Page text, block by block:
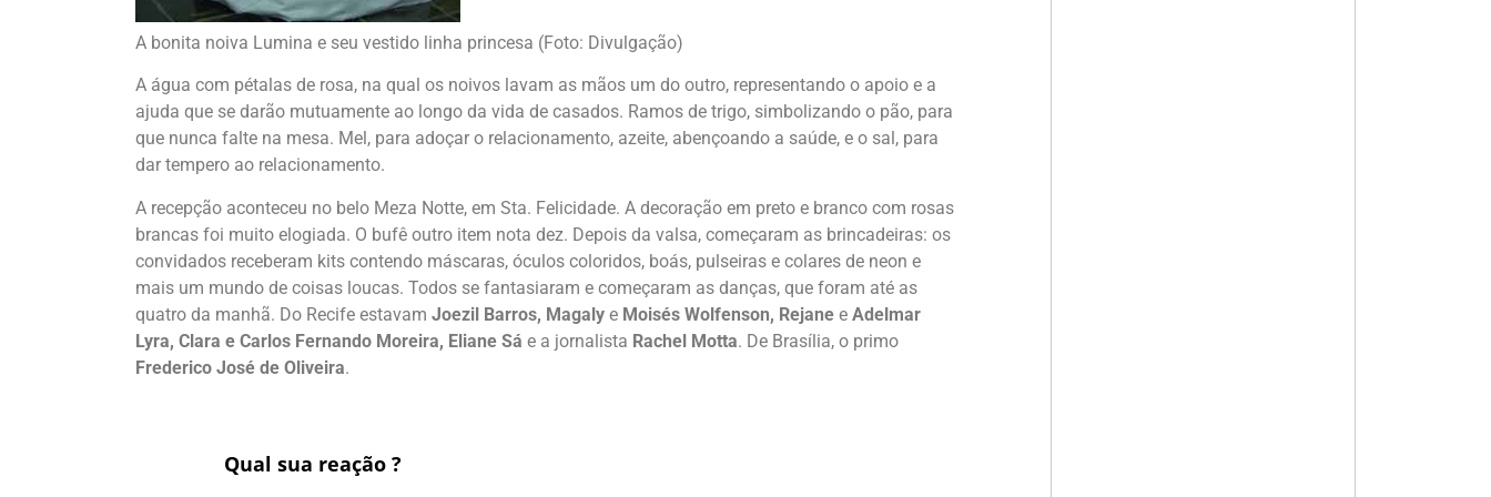
A bonita noiva Lumina e seu vestido linha princesa (Foto: Divulgação)
A água com pétalas de rosa, na qual os noivos lavam as mãos um do outro, representando o apoio e a
ajuda que se darão mutuamente ao longo da vida de casados. Ramos de trigo, simbolizando o pão, para
que nunca falte na mesa. Mel, para adoçar o relacionamento, azeite, abençoando a saúde, e o sal, para
dar tempero ao relacionamento.
A recepção aconteceu no belo Meza Notte, em Sta. Felicidade. A decoração em preto e branco com rosas
brancas foi muito elogiada. O bufê outro item nota dez. Depois da valsa, começaram as brincadeiras: os
convidados receberam kits contendo máscaras, óculos coloridos, boás, pulseiras e colares de neon e
mais um mundo de coisas loucas. Todos se fantasiaram e começaram as danças, que foram até as
quatro da manhã. Do Recife estavam Joezil Barros, Magaly e Moisés Wolfenson, Rejane e Adelmar
Lyra, Clara e Carlos Fernando Moreira, Eliane Sá e a jornalista Rachel Motta. De Brasília, o primo
Frederico José de Oliveira.
Qual sua reação ?